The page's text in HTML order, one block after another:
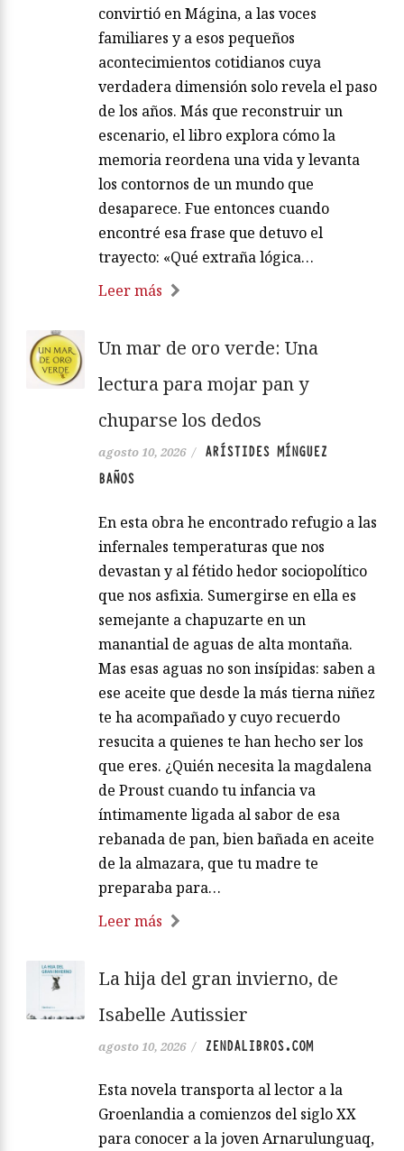
convirtió en Mágina, a las voces
familiares y a esos pequeños
acontecimientos cotidianos cuya
verdadera dimensión solo revela el paso
de los años. Más que reconstruir un
escenario, el libro explora cómo la
memoria reordena una vida y levanta
los contornos de un mundo que
desaparece. Fue entonces cuando
encontré esa frase que detuvo el
trayecto: «Qué extraña lógica…
Leer más
Un mar de oro verde: Una
lectura para mojar pan y
chuparse los dedos
agosto 10, 2026 /
ARÍSTIDES MÍNGUEZ
BAÑOS
En esta obra he encontrado refugio a las
infernales temperaturas que nos
devastan y al fétido hedor sociopolítico
que nos asfixia. Sumergirse en ella es
semejante a chapuzarte en un
manantial de aguas de alta montaña.
Mas esas aguas no son insípidas: saben a
ese aceite que desde la más tierna niñez
te ha acompañado y cuyo recuerdo
resucita a quienes te han hecho ser los
que eres. ¿Quién necesita la magdalena
de Proust cuando tu infancia va
íntimamente ligada al sabor de esa
rebanada de pan, bien bañada en aceite
de la almazara, que tu madre te
preparaba para…
Leer más
La hija del gran invierno, de
Isabelle Autissier
agosto 10, 2026 / ZENDALIBROS.COM
Esta novela transporta al lector a la
Groenlandia a comienzos del siglo XX
para conocer a la joven Arnarulunguaq,